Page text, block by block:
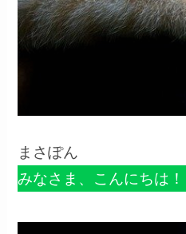
まさぽん
みなさま、こんにちは！